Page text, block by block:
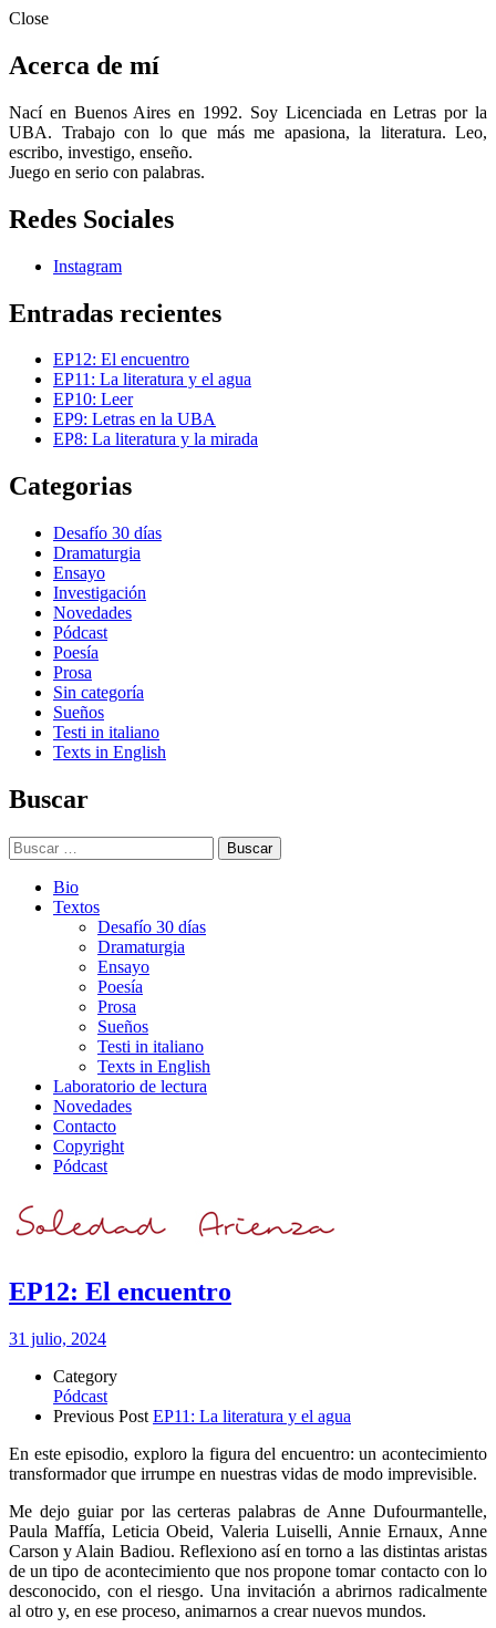
Close
Acerca de mí
Nací en Buenos Aires en 1992. Soy Licenciada en Letras por la
UBA. Trabajo con lo que más me apasiona, la literatura. Leo,
escribo, investigo, enseño.
Juego en serio con palabras.
Redes Sociales
Instagram
Entradas recientes
EP12: El encuentro
EP11: La literatura y el agua
EP10: Leer
EP9: Letras en la UBA
EP8: La literatura y la mirada
Categorias
Desafío 30 días
Dramaturgia
Ensayo
Investigación
Novedades
Pódcast
Poesía
Prosa
Sin categoría
Sueños
Testi in italiano
Texts in English
Buscar
Buscar:
Bio
Textos
Desafío 30 días
Dramaturgia
Ensayo
Poesía
Prosa
Sueños
Testi in italiano
Texts in English
Laboratorio de lectura
Novedades
Contacto
Copyright
Pódcast
EP12: El encuentro
31 julio, 2024
Category
Pódcast
Previous Post EP11: La literatura y el agua
En este episodio, exploro la figura del encuentro: un acontecimiento
transformador que irrumpe en nuestras vidas de modo imprevisible.
Me dejo guiar por las certeras palabras de Anne Dufourmantelle,
Paula Maffía, Leticia Obeid, Valeria Luiselli, Annie Ernaux, Anne
Carson y Alain Badiou. Reflexiono así en torno a las distintas aristas
de un tipo de acontecimiento que nos propone tomar contacto con lo
desconocido, con el riesgo. Una invitación a abrirnos radicalmente
al otro y, en ese proceso, animarnos a crear nuevos mundos.